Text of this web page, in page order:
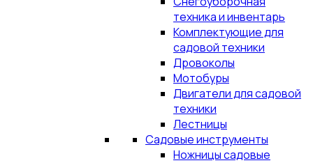
техника и инвентарь
Комплектующие для
садовой техники
Дровоколы
Мотобуры
Двигатели для садовой
техники
Лестницы
Садовые инструменты
Ножницы садовые